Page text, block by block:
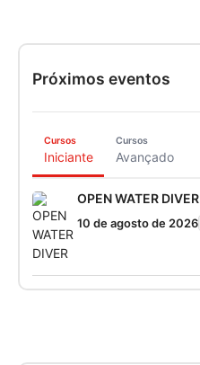
Próximos eventos
Cursos
Iniciante
Cursos
Avançado
OPEN WATER DIVER
10 de agosto de 2026